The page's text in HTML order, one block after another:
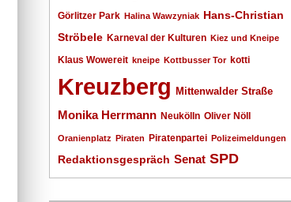
Görlitzer Park Halina Wawzyniak Hans-Christian
Ströbele Karneval der Kulturen Kiez und Kneipe
Klaus Wowereit kneipe Kottbusser Tor kotti
Kreuzberg Mittenwalder Straße
Monika Herrmann Neukölln Oliver Nöll
Oranienplatz Piraten Piratenpartei Polizeimeldungen
Redaktionsgespräch Senat SPD